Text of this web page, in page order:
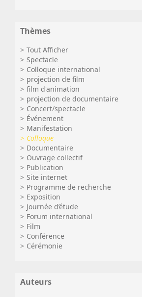
Thèmes
Tout Afficher
Spectacle
Colloque international
projection de film
film d'animation
projection de documentaire
Concert/spectacle
Événement
Manifestation
Colloque
Documentaire
Ouvrage collectif
Publication
Site internet
Programme de recherche
Exposition
Journée d’étude
Forum international
Film
Conférence
Cérémonie
Auteurs